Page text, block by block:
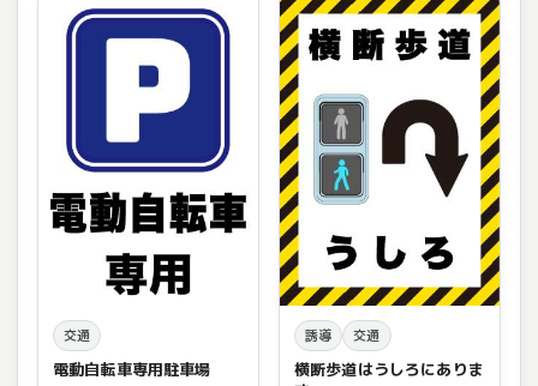
交通
電動自転車専用駐車場
誘導 交通
横断歩道はうしろにありま